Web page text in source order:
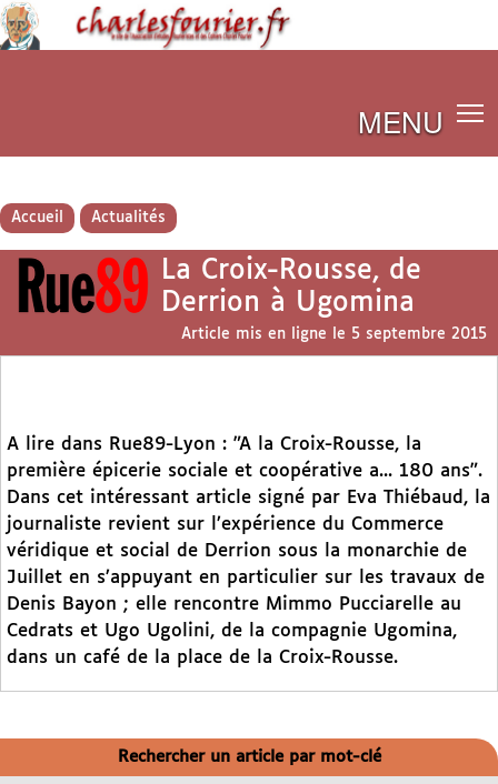
MENU
Accueil Actualités
La Croix-Rousse, de
Derrion à Ugomina
Article mis en ligne le 5 septembre 2015
A lire dans Rue89-Lyon : "A la Croix-Rousse, la
première épicerie sociale et coopérative a... 180 ans".
Dans cet intéressant article signé par Eva Thiébaud, la
journaliste revient sur l’expérience du Commerce
véridique et social de Derrion sous la monarchie de
Juillet en s’appuyant en particulier sur les travaux de
Denis Bayon ; elle rencontre Mimmo Pucciarelle au
Cedrats et Ugo Ugolini, de la compagnie Ugomina,
dans un café de la place de la Croix-Rousse.
Rechercher un article par mot-clé